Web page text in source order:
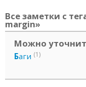
Все заметки с
margin»
Можно
Баги (1)